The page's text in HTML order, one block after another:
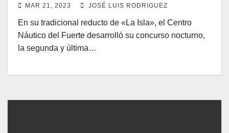
MAR 21, 2023 JOSÉ LUIS RODRIGUEZ
En su tradicional reducto de «La Isla», el Centro
Náutico del Fuerte desarrolló su concurso nocturno,
la segunda y última…